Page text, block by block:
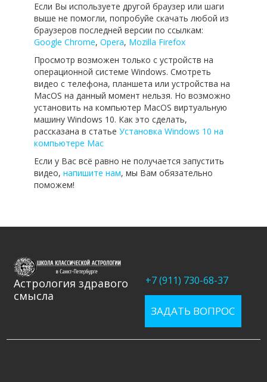
Если Вы используете другой браузер или шаги
выше не помогли, попробуйе скачать любой из
браузеров последней версии по ссылкам:
Google Chrome, Opera, Mozilla Firefox
Просмотр возможен только с устройств на
операционной системе Windows. Смотреть
видео с телефона, планшета или устройства на
MacOS на данный момент нельзя. Но возможно
установить на компьютер MacOS виртуальную
машину Windows 10. Как это сделать,
рассказана в статье Установка Windows 10 на
компьютере Mac
Если у Вас всё равно не получается запустить
видео, напишите нам, мы Вам обязательно
поможем!
Астрология здравого
смысла
+7 (911) 730-68-37
ЗАДАТЬ ВОПРОС